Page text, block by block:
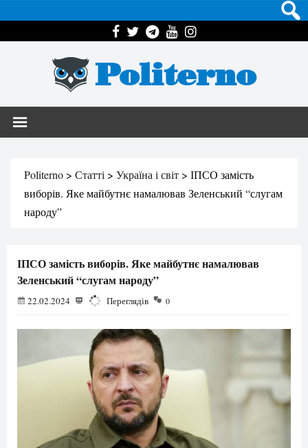
Politerno
Politerno > Статті > Україна і світ > ІПСО замість
виборів. Яке майбутнє намалював Зеленський “слугам
народу”
ІПСО замість виборів. Яке майбутнє намалював
Зеленський “слугам народу”
22.02.2024 2796 Переглядів 0